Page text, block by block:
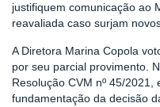
justifiquem comunicação ao
reavaliada caso surjam
A Diretora Marina Copola
por seu parcial provimento.
Resolução CVM nº 45/
fundamentação da decisão